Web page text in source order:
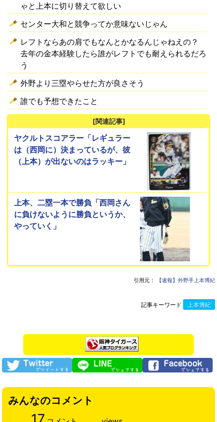
ゃと上本に切り替えて欲しい
センター大和と競争ってか意味ないじゃん
レフトならあの肩でもなんとかなるんじゃねえの？
去年の金本経験したら誰がレフトでも耐えられるだろ
う
外野より三塁やらせた方が良さそう
誰でも予想できたこと
[関連記事]
ヤクルトスコアラー「レギュラー
は（西岡に）決まっているが、彼
（上本）が出ないのはラッキー」
上本、二塁一本で勝負「西岡さん
に負けないように勝負というか、
やっていく」
引用元： 【速報】外野手上本博紀
記事キーワード 上本博紀
みんなのコメント